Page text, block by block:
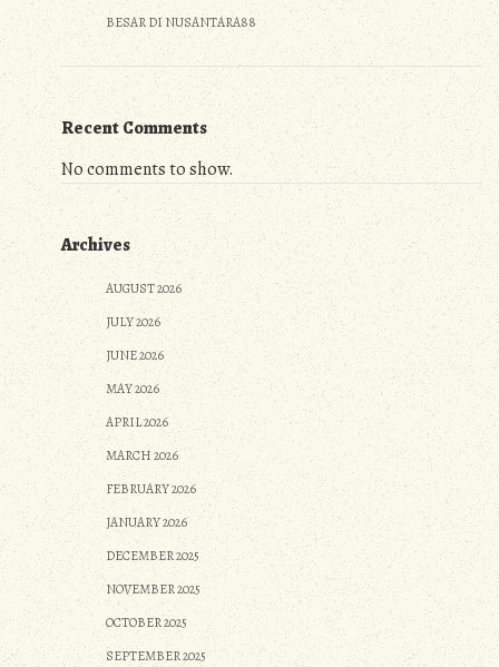
BESAR DI NUSANTARA88
Recent Comments
No comments to show.
Archives
AUGUST 2026
JULY 2026
JUNE 2026
MAY 2026
APRIL 2026
MARCH 2026
FEBRUARY 2026
JANUARY 2026
DECEMBER 2025
NOVEMBER 2025
OCTOBER 2025
SEPTEMBER 2025